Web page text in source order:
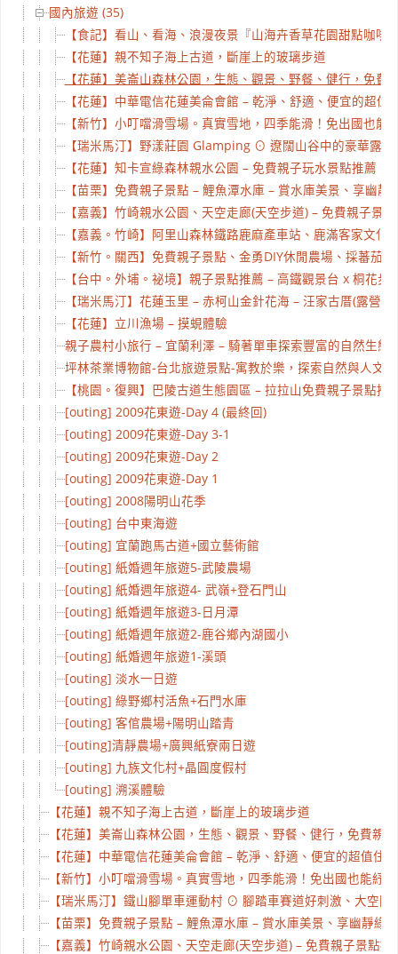
國內旅遊 (35)
【食記】看山、看海、浪漫夜景『山海卉香草花園甜點咖啡
【花蓮】親不知子海上古道，斷崖上的玻璃步道
【花蓮】美崙山森林公園，生態、觀景、野餐、健行，免費
【花蓮】中華電信花蓮美侖會館 – 乾淨、舒適、便宜的超值
【新竹】小叮噹滑雪場。真實雪地，四季能滑！免出國也能
【瑞米馬汀】野漾莊園 Glamping ⊙ 遼闊山谷中的豪華露
【花蓮】知卡宣綠森林親水公園 – 免費親子玩水景點推薦，
【苗栗】免費親子景點 – 鯉魚潭水庫 – 賞水庫美景、享幽靜
【嘉義】竹崎親水公園、天空走廊(天空步道) – 免費親子景
【嘉義。竹崎】阿里山森林鐵路鹿麻產車站、鹿滿客家文化
【新竹。關西】免費親子景點、金勇DIY休閒農場、採蕃茄
【台中。外埔。祕境】親子景點推薦 – 高鐵觀景台 x 桐花步
【瑞米馬汀】花蓮玉里 – 赤柯山金針花海 – 汪家古厝(露營)
【花蓮】立川漁場 – 摸蜆體驗
親子農村小旅行 – 宜蘭利澤 – 騎著單車探索豐富的自然生態
坪林茶業博物館-台北旅遊景點-寓教於樂，探索自然與人文。
【桃園。復興】巴陵古道生態園區 – 拉拉山免費親子景點推
[outing] 2009花東遊-Day 4 (最終回)
[outing] 2009花東遊-Day 3-1
[outing] 2009花東遊-Day 2
[outing] 2009花東遊-Day 1
[outing] 2008陽明山花季
[outing] 台中東海遊
[outing] 宜蘭跑馬古道+國立藝術館
[outing] 紙婚週年旅遊5-武陵農場
[outing] 紙婚週年旅遊4- 武嶺+登石門山
[outing] 紙婚週年旅遊3-日月潭
[outing] 紙婚週年旅遊2-鹿谷鄉內湖國小
[outing] 紙婚週年旅遊1-溪頭
[outing] 淡水一日遊
[outing] 綠野鄉村活魚+石門水庫
[outing] 客倌農場+陽明山踏青
[outing]清靜農場+廣興紙寮兩日遊
[outing] 九族文化村+晶圓度假村
[outing] 溯溪體驗
【花蓮】親不知子海上古道，斷崖上的玻璃步道
【花蓮】美崙山森林公園，生態、觀景、野餐、健行，免費親
【花蓮】中華電信花蓮美侖會館 – 乾淨、舒適、便宜的超值住宿
【新竹】小叮噹滑雪場。真實雪地，四季能滑！免出國也能紓
【瑞米馬汀】鐵山腳單車運動村 ⊙ 腳踏車賽道好刺激、大空
【苗栗】免費親子景點 – 鯉魚潭水庫 – 賞水庫美景、享幽靜綠地
【嘉義】竹崎親水公園、天空走廊(天空步道) – 免費親子景點推